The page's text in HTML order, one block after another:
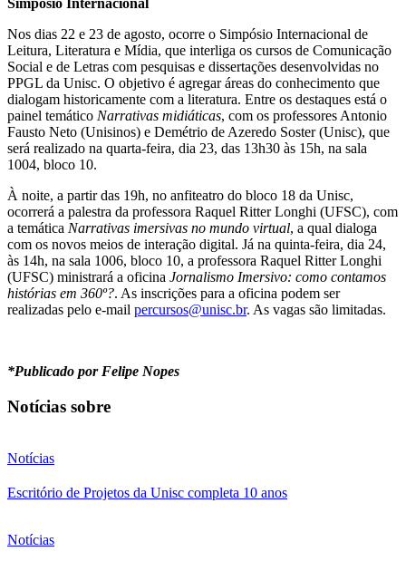
Simpósio Internacional
Nos dias 22 e 23 de agosto, ocorre o Simpósio Internacional de
Leitura, Literatura e Mídia, que interliga os cursos de Comunicação
Social e de Letras com pesquisas e dissertações desenvolvidas no
PPGL da Unisc. O objetivo é agregar áreas do conhecimento que
dialogam historicamente com a literatura. Entre os destaques está o
painel temático Narrativas midiáticas, com os professores Antonio
Fausto Neto (Unisinos) e Demétrio de Azeredo Soster (Unisc), que
será realizado na quarta-feira, dia 23, das 13h30 às 15h, na sala
1004, bloco 10.
À noite, a partir das 19h, no anfiteatro do bloco 18 da Unisc,
ocorrerá a palestra da professora Raquel Ritter Longhi (UFSC), com
a temática Narrativas imersivas no mundo virtual, a qual dialoga
com os novos meios de interação digital. Já na quinta-feira, dia 24,
às 14h, na sala 1006, bloco 10, a professora Raquel Ritter Longhi
(UFSC) ministrará a oficina Jornalismo Imersivo: como contamos
histórias em 360º?. As inscrições para a oficina podem ser
realizadas pelo e-mail percursos@unisc.br. As vagas são limitadas.
*Publicado por Felipe Nopes
Notícias sobre
Notícias
Escritório de Projetos da Unisc completa 10 anos
Notícias